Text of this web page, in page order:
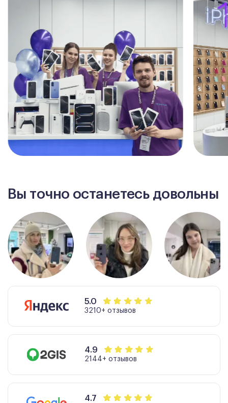
Вы точно останетесь довольны
5.0
3210+ отзывов
4.9
2144+ отзывов
4.7